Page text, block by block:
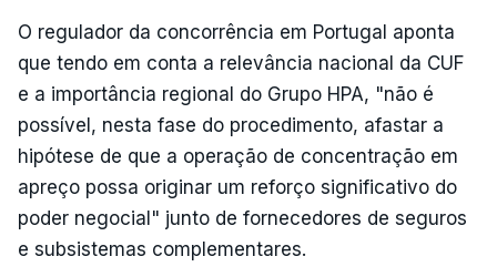
O regulador da concorrência em Portugal aponta
que tendo em conta a relevância nacional da CUF
e a importância regional do Grupo HPA, "não é
possível, nesta fase do procedimento, afastar a
hipótese de que a operação de concentração em
apreço possa originar um reforço significativo do
poder negocial" junto de fornecedores de seguros
e subsistemas complementares.